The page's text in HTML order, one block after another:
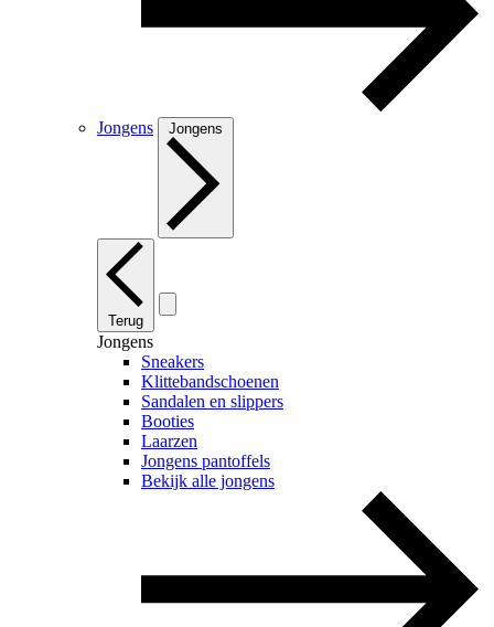
Jongens Jongens
Terug
Jongens
Sneakers
Klittebandschoenen
Sandalen en slippers
Booties
Laarzen
Jongens pantoffels
Bekijk alle jongens